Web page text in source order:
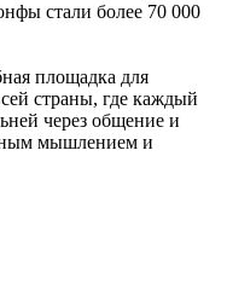
стали более 70 000
площадка для
страны, где каждый
через общение и
мышлением и